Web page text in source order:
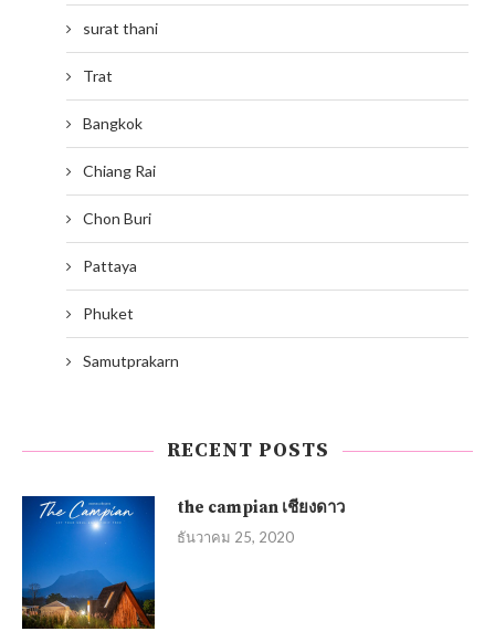
surat thani
Trat
Bangkok
Chiang Rai
Chon Buri
Pattaya
Phuket
Samutprakarn
RECENT POSTS
the campian เชียงดาว
ธันวาคม 25, 2020